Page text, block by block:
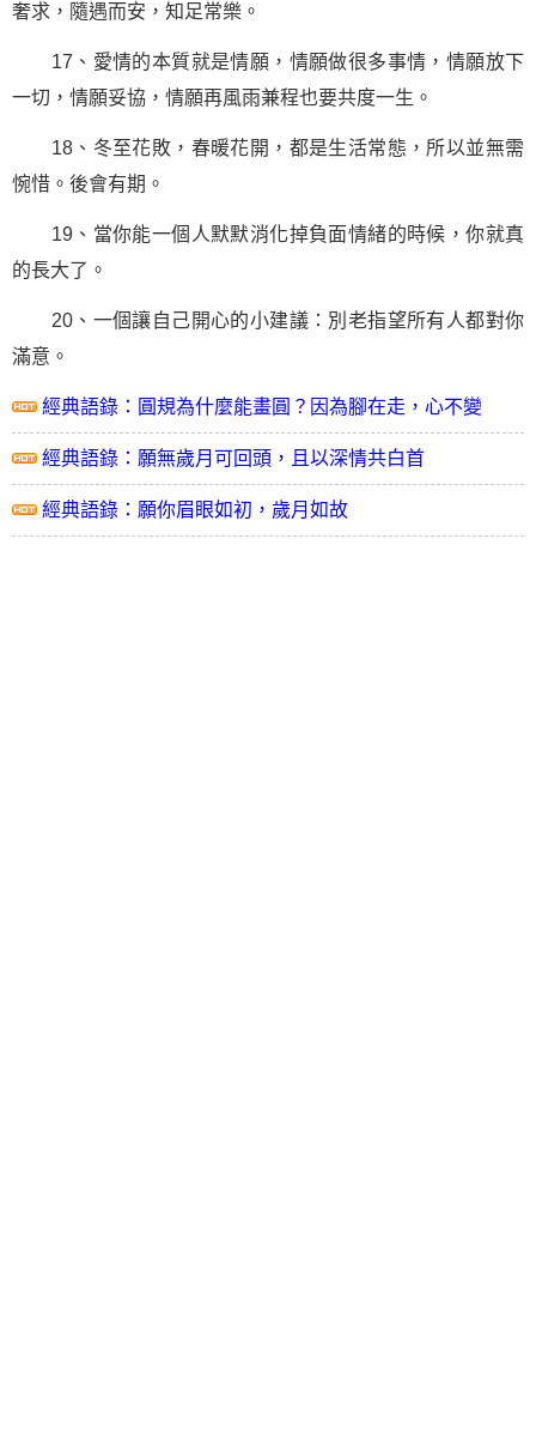
奢求，隨遇而安，知足常樂。
17、 愛情的本質就是情願，情願做很多事情，情願放下
一切，情願妥協，情願再風雨兼程也要共度一生。
18、冬至花敗，春暖花開，都是生活常態，所以並無需
惋惜。後會有期。
19、當你能一個人默默消化掉負面情緒的時候，你就真
的長大了。
20、一個讓自己開心的小建議：別老指望所有人都對你
滿意。
經典語錄：圓規為什麼能畫圓？因為腳在走，心不變
經典語錄：願無歲月可回頭，且以深情共白首
經典語錄：願你眉眼如初，歲月如故